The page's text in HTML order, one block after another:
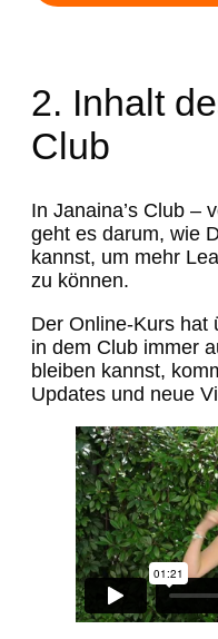
2. Inhalt
Club
In Janaina’s Club –
geht es darum, wie
kannst, um mehr
zu können.
Der Online-Kurs hat
in dem Club immer
bleiben kannst,
Updates und neue